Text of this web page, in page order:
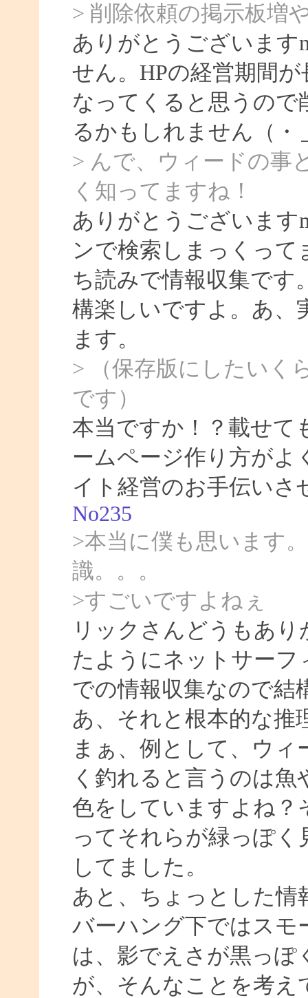
> 削除依頼の掲示板
ありがとうございます
せん。HPの経営期間
なってくると思うので
るかもしれません（・
> んで、ウィードの
く知ってますね！
ありがとうございます
ンで検索しまっくって
ち読みで情報収集です
構楽しいですよ。あ、
ます。
> （保存版にしたい
です）
本当ですか！？載せて
ームページ作り方がよ
イト経営のお手伝い
No235
>本当に僕も思います
識。。。
>すごいですよね
リックさんどうもあ
たようにネットサーフ
での情報収集なので結
あ、それと根本的な推
まぁ、例として、ウ
く釣れると言うのは
色をしていますよね？
ってそれらが緑っぽ
してました。
あと、ちょっとした情
バーハング下ではスモ
は、影でえさが黒っぽ
が、そんなことを考え